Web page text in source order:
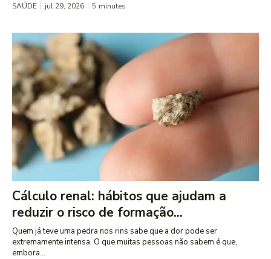
SAÚDE jul 29, 2026 5 minutes
Cálculo renal: hábitos que ajudam a
reduzir o risco de formação...
Quem já teve uma pedra nos rins sabe que a dor pode ser
extremamente intensa. O que muitas pessoas não sabem é que,
embora...